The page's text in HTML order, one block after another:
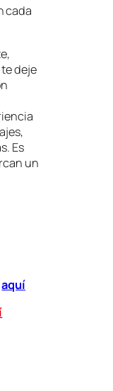
cada
deje
Es
un
aquí